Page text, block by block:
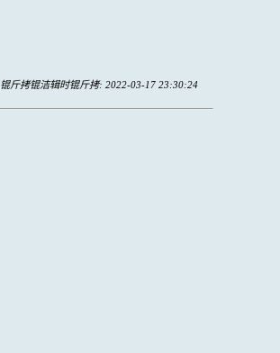
锟斤拷锟洁辑时锟斤拷: 2022-03-17 23:30:24